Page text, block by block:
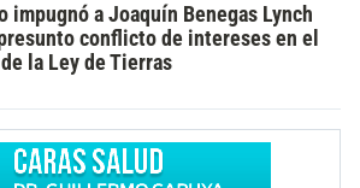
impugnó a Joaquín Benegas Lynch
conflicto de intereses en el
la Ley de Tierras